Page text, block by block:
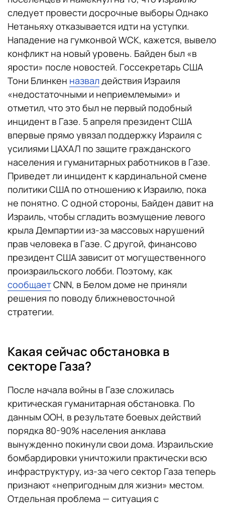
следует провести досрочные выборы Однако
Нетаньяху отказывается идти на уступки.
Нападение на гумконвой WCK, кажется, вывело
конфликт на новый уровень. Байден был «в
ярости» после новостей. Госсекретарь США
Тони Блинкен назвал действия Израиля
«недостаточными и неприемлемыми» и
отметил, что это был не первый подобный
инцидент в Газе. 5 апреля президент США
впервые прямо увязал поддержку Израиля с
усилиями ЦАХАЛ по защите гражданского
населения и гуманитарных работников в Газе.
Приведет ли инцидент к кардинальной смене
политики США по отношению к Израилю, пока
не понятно. С одной стороны, Байден давит на
Израиль, чтобы сгладить возмущение левого
крыла Демпартии из-за массовых нарушений
прав человека в Газе. С другой, финансово
президент США зависит от могущественного
произраильского лобби. Поэтому, как
сообщаетCNN, в Белом доме не приняли
решения по поводу ближневосточной
стратегии.
Какая сейчас обстановка в
секторе Газа?
После начала войны в Газе сложилась
критическая гуманитарная обстановка. По
данным ООН, в результате боевых действий
порядка 80-90% населения анклава
вынужденно покинули свои дома. Израильские
бомбардировки уничтожили практически всю
инфраструктуру, из-за чего сектор Газа теперь
признают «непригодным для жизни» местом.
Отдельная проблема — ситуация с